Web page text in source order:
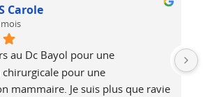
Carole
au Dc Bayol pour une
pour une
mammaire. Je suis plus que ravie